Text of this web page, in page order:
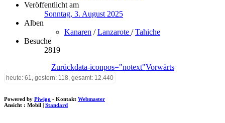
Veröffentlicht am
Sonntag, 3. August 2025
Alben
Kanaren /Lanzarote /Tahiche
Besuche
2819
Zurückdata-iconpos="notext"Vorwärts
heute: 61, gestern: 118, gesamt: 12.440
Powered by Piwigo - Kontakt Webmaster
Ansicht : Mobil | Standard